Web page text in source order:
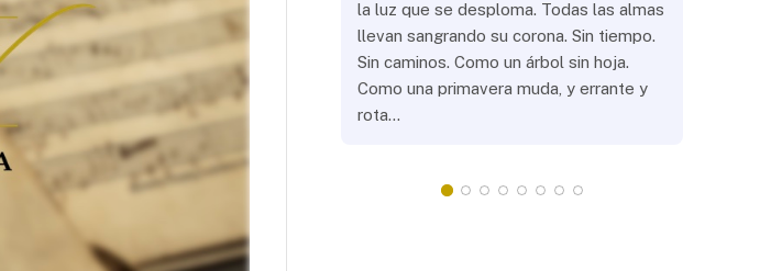
provecho, no sólo al alma sino también
al cuerpo.
la luz que se desploma. Todas las almas
llevan sangrando su corona. Sin tiempo.
Sin caminos. Como un árbol sin hoja.
Como una primavera muda, y errante y
rota…